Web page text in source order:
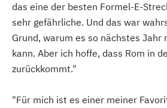
das eine der besten Formel-E-
sehr gefährliche. Und das war
Grund, warum es so nächstes
kann. Aber ich hoffe, dass Rom in
zurückkommt."
"Für mich ist es einer meiner